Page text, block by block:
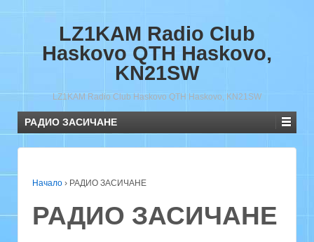
LZ1KAM Radio Club
Haskovo QTH Haskovo,
KN21SW
LZ1KAM Radio Club Haskovo QTH Haskovo, KN21SW
РАДИО ЗАСИЧАНЕ
Начало › РАДИО ЗАСИЧАНЕ
РАДИО ЗАСИЧАНЕ